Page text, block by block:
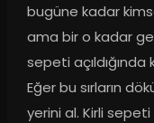
bugüne kadar
ama bir o kadar
sepeti
Eğer bu sırların
yerini al. Kirli